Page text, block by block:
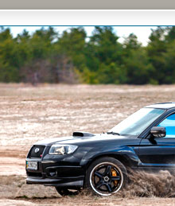
на природе и еженедельные